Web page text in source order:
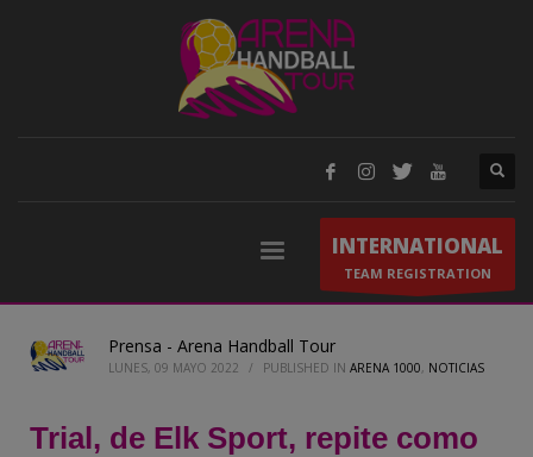
INTERNATIONAL
TEAM REGISTRATION
Prensa - Arena Handball Tour
LUNES, 09 MAYO 2022 / PUBLISHED IN ARENA 1000, NOTICIAS
Trial, de Elk Sport, repite como